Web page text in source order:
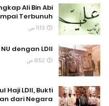
Ali Bin Abi
Terbunuh
11:13 ص
NU dengan LDII
8:52 ص
Haji LDII, Bukti
dari Negara